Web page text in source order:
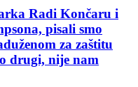
Radi Končaru i
pisali smo
za zaštitu
drugi, nije nam